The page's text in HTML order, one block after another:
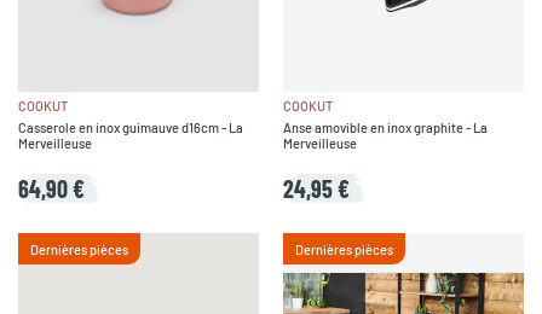
COOKUT
Casserole en inox guimauve d16cm - La
Merveilleuse
64,90 €
COOKUT
Anse amovible en inox graphite - La
Merveilleuse
24,95 €
Dernières pièces Dernières pièces